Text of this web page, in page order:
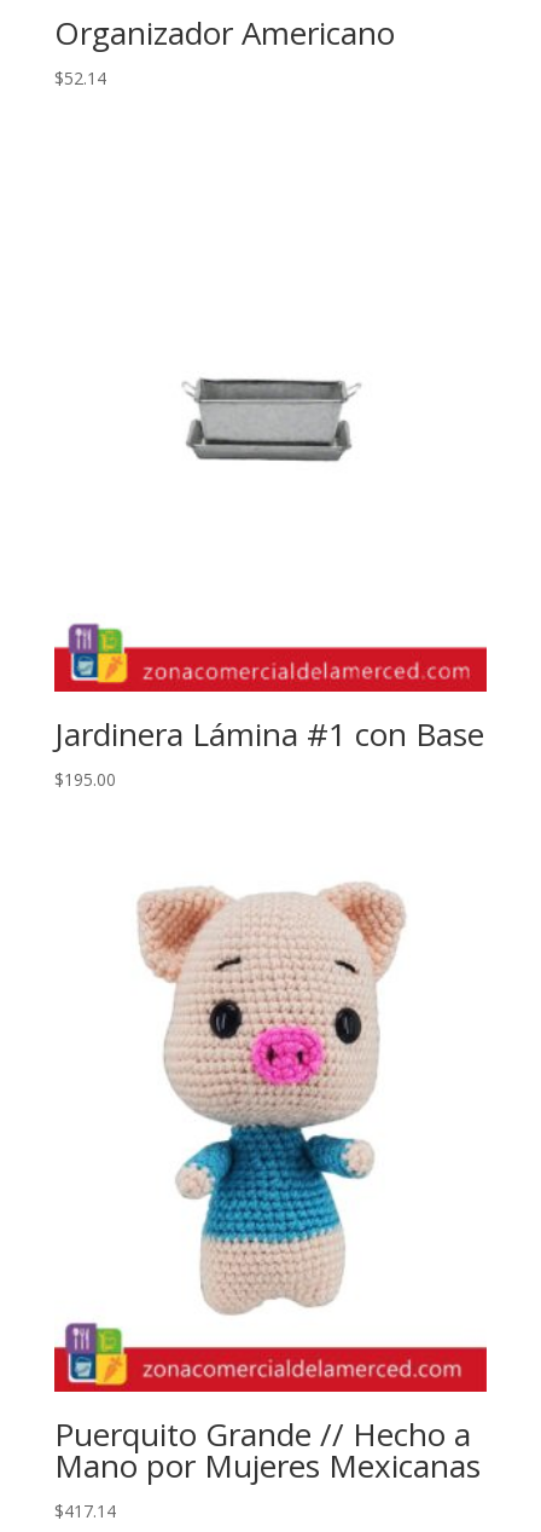
Organizador Americano
$52.14
Jardinera Lámina #1 con Base
$195.00
Puerquito Grande // Hecho a
Mano por Mujeres Mexicanas
$417.14